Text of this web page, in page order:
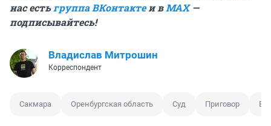
нас естьгруппа ВКонтактеи вMAX—
подписывайтесь!
Владислав Митрошин
Корреспондент
Сакмара Оренбургская область Суд Приговор